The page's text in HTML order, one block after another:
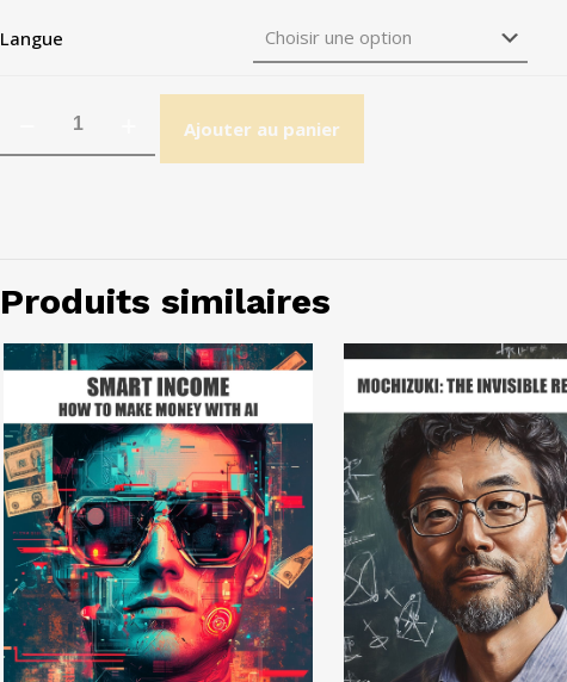
Langue
Ajouter au panier
Produits similaires